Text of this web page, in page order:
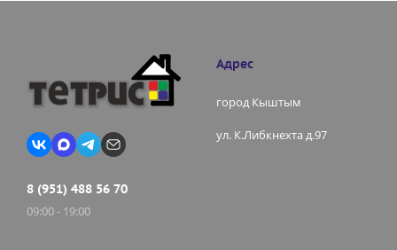
8 (951) 488 56 70
09:00 - 19:00
Адрес
город Кыштым
ул. К.Либкнехта д.97